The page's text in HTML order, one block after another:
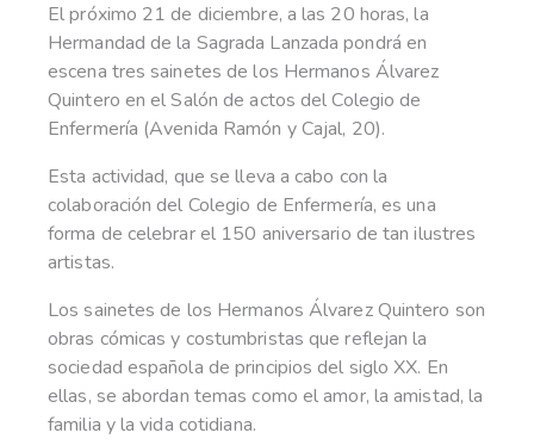
El próximo 21 de diciembre, a las 20 horas, la
Hermandad de la Sagrada Lanzada pondrá en
escena tres sainetes de los Hermanos Álvarez
Quintero en el Salón de actos del Colegio de
Enfermería (Avenida Ramón y Cajal, 20).
Esta actividad, que se lleva a cabo con la
colaboración del Colegio de Enfermería, es una
forma de celebrar el 150 aniversario de tan ilustres
artistas.
Los sainetes de los Hermanos Álvarez Quintero son
obras cómicas y costumbristas que reflejan la
sociedad española de principios del siglo XX. En
ellas, se abordan temas como el amor, la amistad, la
familia y la vida cotidiana.